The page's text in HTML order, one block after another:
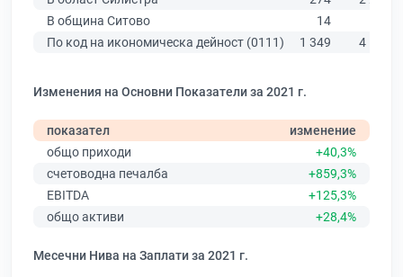
В община Ситово
14
По код на икономическа дейност (0111)
1 349 4 198
Изменения на Основни Показатели за 2021 г.
показател
изменение
общо приходи
+40,3%
счетоводна печалба
+859,3%
EBITDA
+125,3%
общо активи
+28,4%
Месечни Нива на Заплати за 2021 г.